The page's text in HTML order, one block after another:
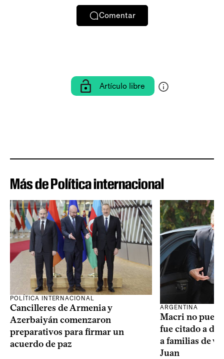
Comentar
Artículo libre
Más de Política internacional
POLÍTICA INTERNACIONAL
Cancilleres de Armenia y
Azerbaiyán comenzaron
preparativos para firmar un
acuerdo de paz
ARGENTINA
Macri no
fue citado a
a familias de
Juan